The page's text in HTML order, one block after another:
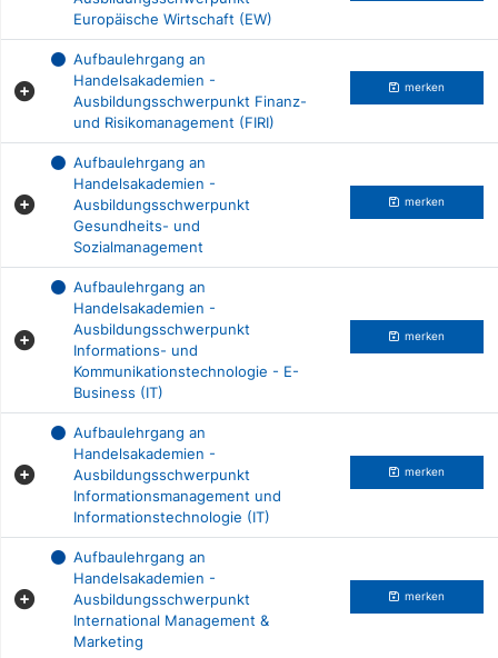
Europäische Wirtschaft (EW)
Aufbaulehrgang an
Handelsakademien -
Ausbildungsschwerpunkt Finanz-
und Risikomanagement (FIRI)
merken
Aufbaulehrgang an
Handelsakademien -
Ausbildungsschwerpunkt
Gesundheits- und
Sozialmanagement
merken
Aufbaulehrgang an
Handelsakademien -
Ausbildungsschwerpunkt
Informations- und
Kommunikationstechnologie - E-
Business (IT)
merken
Aufbaulehrgang an
Handelsakademien -
Ausbildungsschwerpunkt
Informationsmanagement und
Informationstechnologie (IT)
merken
Aufbaulehrgang an
Handelsakademien -
Ausbildungsschwerpunkt
International Management &
Marketing
merken